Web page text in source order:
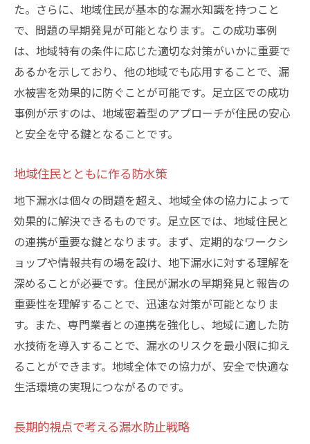
た。さらに、地域住民が基本的な漏水知識を持つこと
で、問題の早期発見が可能となります。この成功事例
は、地域特有の条件に応じた適切な対策がいかに重要で
あるかを示しており、他の地域でも応用することで、漏
水被害を効果的に防ぐことが可能です。足立区での成功
事例が示すのは、地域密着型のアプローチが住民の安心
と安全を守る鍵となることです。
地域住民とともに作る防水策
地下漏水は個々の問題を超え、地域全体の協力によって
効果的に解決できるものです。足立区では、地域住民と
の連携が重要な鍵となります。まず、定期的なワークシ
ョップや情報共有の場を設け、地下漏水に対する理解を
深めることが必要です。住民が漏水の早期発見と報告の
重要性を理解することで、迅速な対策が可能となりま
す。また、専門業者との連携を強化し、地域に適した防
水技術を導入することで、漏水のリスクを最小限に抑え
ることができます。地域全体での協力が、安全で快適な
生活環境の実現につながるのです。
長期的視点で考える漏水防止戦略